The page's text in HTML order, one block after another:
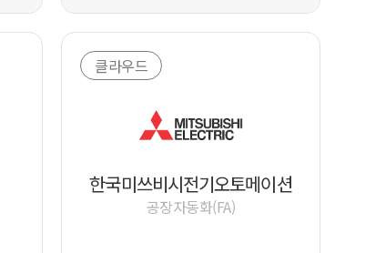
클라우드
한국미쓰비시전기오토메이션
공장자동화(FA)